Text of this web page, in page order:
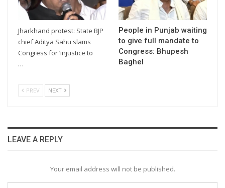
Jharkhand protest: State BJP
chief Aditya Sahu slams
Congress for ‘injustice to
…
People in Punjab waiting
to give full mandate to
Congress: Bhupesh
Baghel
PREV NEXT
LEAVE A REPLY
Your email address will not be published.